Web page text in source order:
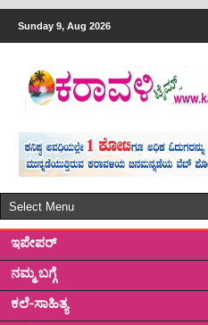
Sunday 9, Aug 2026
ಇಪೇಪರ್
ನಮ್ಮ ಬಗ್ಗೆ
ಕಲೆ-ಸಾಹಿತ್ಯ